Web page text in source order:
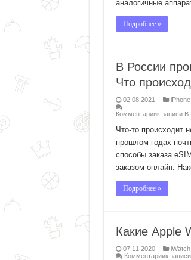
аналогичные
Подробнее »
В России
Что
02.08.2021 iPhone,
Комментариик записи В
Что-то происходит
прошлом годах
способы заказа
заказом онлайн.
Подробнее »
Какие Apple
07.11.2020 iWatch,
Комментариик